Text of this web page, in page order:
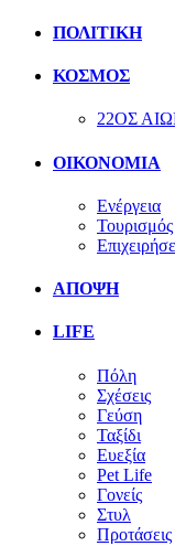
ΠΟΛΙΤΙΚΗ
ΚΟΣΜΟΣ
22ΟΣ
ΟΙΚΟΝΟΜΙΑ
Ενέργεια
Τουρισμός
ΑΠΟΨΗ
LIFE
Πόλη
Σχέσεις
Γεύση
Ταξίδι
Ευεξία
Pet Life
Γονείς
Στυλ
Προτάσεις